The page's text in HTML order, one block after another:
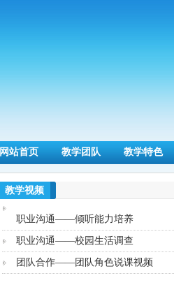
网站首页 教学团队 教学特色
教学视频
职业沟通——倾听能力培养
职业沟通——校园生活调查
团队合作——团队角色说课视频